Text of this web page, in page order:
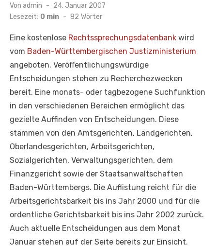
Von admin
Veröffentlicht
am
24. Januar 2007
Lesezeit: 0 min - 82 Wörter
Eine kostenlose Rechtssprechungsdatenbank wird
vom Baden-Württembergischen Justizministerium
angeboten. Veröffentlichungswürdige
Entscheidungen stehen zu Recherchezwecken
bereit. Eine monats- oder tagbezogene Suchfunktion
in den verschiedenen Bereichen ermöglicht das
gezielte Auffinden von Entscheidungen. Diese
stammen von den Amtsgerichten, Landgerichten,
Oberlandesgerichten, Arbeitsgerichten,
Sozialgerichten, Verwaltungsgerichten, dem
Finanzgericht sowie der Staatsanwaltschaften
Baden-Württembergs. Die Auflistung reicht für die
Arbeitsgerichtsbarkeit bis ins Jahr 2000 und für die
ordentliche Gerichtsbarkeit bis ins Jahr 2002 zurück.
Auch aktuelle Entscheidungen aus dem Monat
Januar stehen auf der Seite bereits zur Einsicht.